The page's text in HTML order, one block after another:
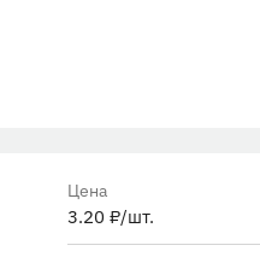
Цена
3.20 ₽/шт.